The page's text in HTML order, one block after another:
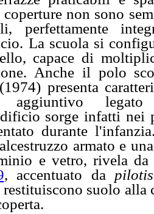
non sono
perfettamente
La scuola si
capace di
Anche il polo
presenta
aggiuntivo
sorge infatti nei
durante
armato e
e vetro, rivela da
, accentuato da pilotis
suolo alla